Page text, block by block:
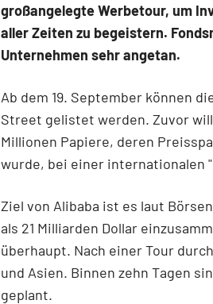
großangelegte Werbetour, um
aller Zeiten zu begeistern.
Unternehmen sehr angetan.
Ab dem 19. September können
Street gelistet werden. Zuvor
Millionen Papiere, deren
wurde, bei einer internationalen
Ziel von Alibaba ist es laut
als 21 Milliarden Dollar
überhaupt. Nach einer Tour
und Asien. Binnen zehn Tagen
geplant.